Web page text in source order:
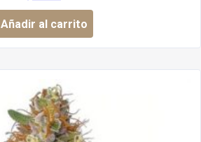
Añadir al carrito